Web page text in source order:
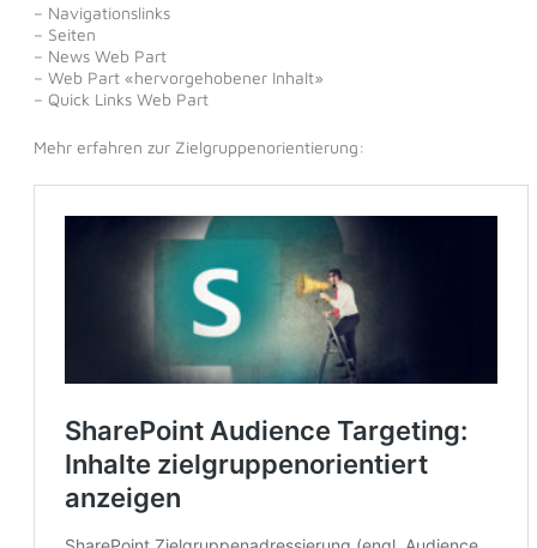
– Navigationslinks
– Seiten
– News Web Part
– Web Part «hervorgehobener Inhalt»
– Quick Links Web Part
Mehr erfahren zur Zielgruppenorientierung: